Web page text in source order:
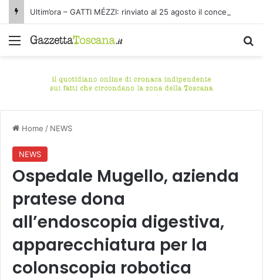
Menu
Home / NEWS
NEWS
Ospedale Mugello, azienda
pratese dona
all’endoscopia digestiva,
apparecchiatura per la
colonscopia robotica